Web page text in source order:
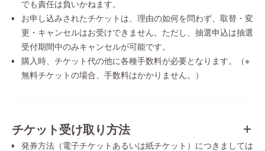
でも責任は負いかねます。
お申し込みされたチケットは、理由の如何を問わず、取替・変
更・キャンセルはお受けできません。ただし、抽選申込は抽選
受付期間中のみキャンセルが可能です。
購入時、チケット代の他に各種手数料が必要となります。（※
無料チケットの場合、手数料はかかりません。）
チケット受け取り方法
発券方法（電子チケットあるいは紙チケット）につきましては